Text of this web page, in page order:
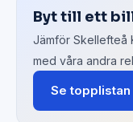
Byt till ett
Jämför Skellefteå
med våra andra
Se